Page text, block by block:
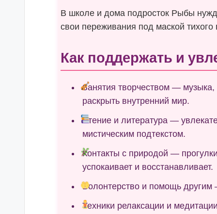
В школе и дома подросток Рыбы
свои переживания под маской тихого
Как поддержать и
Занятия творчеством —
раскрыть внутренний мир.
Чтение и литература —
мистическим подтекстом.
Контакты с природой —
успокаивает и восстанавливает.
Волонтерство и помощь другим
Техники релаксации и